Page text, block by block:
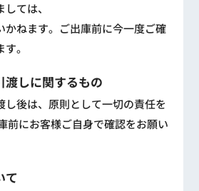
ては、
かねます。ご出庫前に今一度ご確
。
しに関するもの
し後は、原則として一切の責任を
前にお客様ご自身で確認をお願い
て